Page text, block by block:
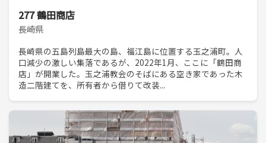
277 鶴田商店
長崎県
長崎県の五島列島最大の島、福江島に位置する玉之浦町。人
口減少の激しい集落であるが、2022年1月、ここに「鶴田商
店」が開業した。玉之浦教会のそばにある空き家であった木
造二階建てを、所有者から借りて改装...